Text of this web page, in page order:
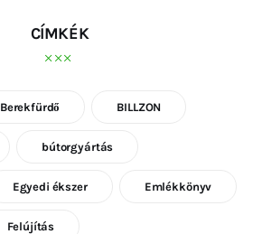
CÍMKÉK
Berekfürdő BILLZON
bútorgyártás
Egyedi ékszer Emlékkönyv
Felújítás